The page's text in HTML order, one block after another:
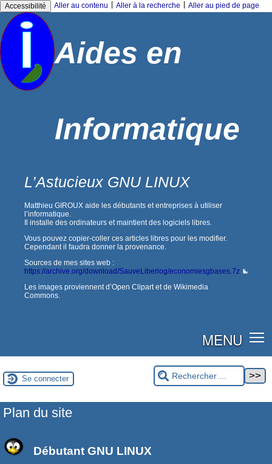
Accessibilité Aller au contenu Aller à la recherche Aller au pied de page
Aides en
Informatique
L’Astucieux GNU LINUX
Matthieu GIROUX aide les débutants et entreprises à utiliser
l’informatique.
Il installe des ordinateurs et maintient des logiciels libres.
Vous pouvez copier-coller ces articles libres pour les modifier.
Cependant il faudra donner la provenance.
Sources de mes sites web :
https://archive.org/download/SauveLiberlog/economiesgbases.7z
Les images proviennent d’Open Clipart et de Wikimedia
Commons.
MENU
Se connecter
Plan du site
Débutant GNU LINUX